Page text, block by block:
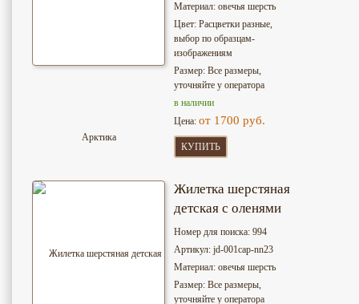
Материал: овечья шерсть
Цвет: Расцветки разные,
выбор по образцам-
изображениям
Размер: Все размеры,
уточняйте у оператора
в наличии
Цена: от 1700 руб.
КУПИТЬ
Жилетка шерстяная
детская с оленями
Номер для поиска: 994
Артикул: jd-001cap-nn23
Материал: овечья шерсть
Размер: Все размеры,
уточняйте у оператора